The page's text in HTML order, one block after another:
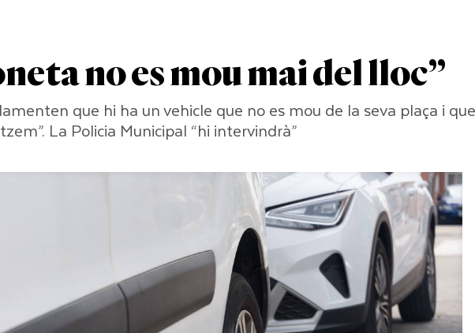
no es mou mai del lloc”
que hi ha un vehicle que no es mou de la seva plaça i que
La Policia Municipal “hi intervindrà”